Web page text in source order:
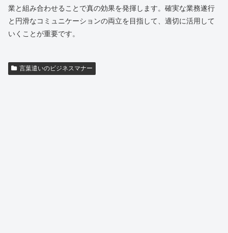
業と組み合わせることで真の効果を発揮します。確実な業務遂行
と円滑なコミュニケーションの両立を目指して、適切に活用して
いくことが重要です。
言葉遣いのビジネスマナー